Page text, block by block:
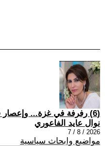
(6) رفرفة في غزة... وإعصار في واشنطن
نوال عايد الفاعوري
2026 / 8 / 7
مواضيع وابحاث سياسية